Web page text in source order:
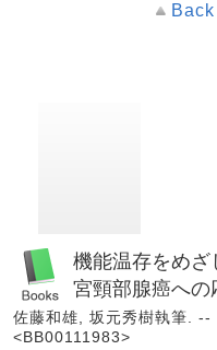
機能温存をめ
宮頸部腺癌への
佐藤和雄, 坂元秀樹執筆.
<BB00111983>